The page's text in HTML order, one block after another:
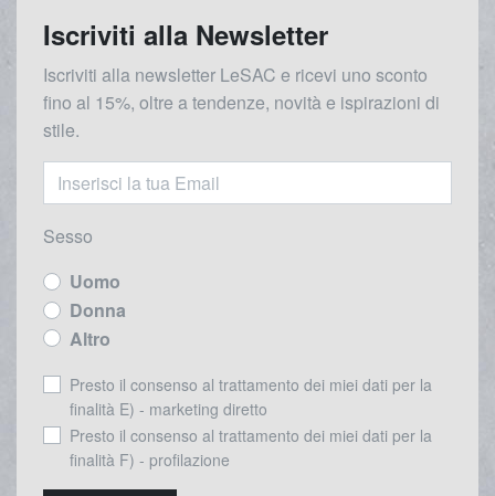
Iscriviti alla Newsletter
Iscriviti alla newsletter LeSAC e ricevi uno sconto
fino al 15%, oltre a tendenze, novità e ispirazioni di
stile.
Sesso
Uomo
Donna
Altro
Presto il consenso al trattamento dei miei dati per la
finalità E) - marketing diretto
Presto il consenso al trattamento dei miei dati per la
finalità F) - profilazione